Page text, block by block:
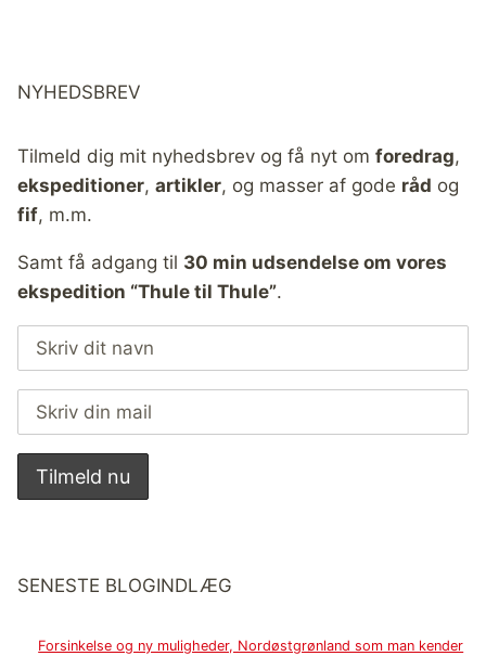
NYHEDSBREV
Tilmeld dig mit nyhedsbrev og få nyt om foredrag,
ekspeditioner, artikler, og masser af gode råd og
fif, m.m.
Samt få adgang til 30 min udsendelse om vores
ekspedition “Thule til Thule”.
SENESTE BLOGINDLÆG
Forsinkelse og ny muligheder, Nordøstgrønland som man kender